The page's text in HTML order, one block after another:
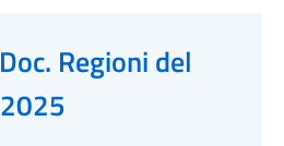
Regioni del